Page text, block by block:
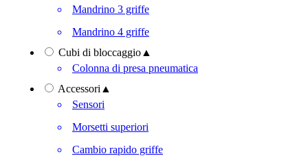
Mandrino 3 griffe
Mandrino 4 griffe
Cubi di bloccaggio ▲
Colonna di presa pneumatica
Accessori ▲
Sensori
Morsetti superiori
Cambio rapido griffe